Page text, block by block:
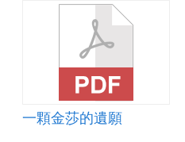
一顆金莎的遺願